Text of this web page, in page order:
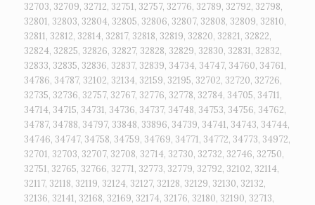
32703, 32709, 32712, 32751, 32757, 32776, 32789, 32792, 32798,
32801, 32803, 32804, 32805, 32806, 32807, 32808, 32809, 32810,
32811, 32812, 32814, 32817, 32818, 32819, 32820, 32821, 32822,
32824, 32825, 32826, 32827, 32828, 32829, 32830, 32831, 32832,
32833, 32835, 32836, 32837, 32839, 34734, 34747, 34760, 34761,
34786, 34787, 32102, 32134, 32159, 32195, 32702, 32720, 32726,
32735, 32736, 32757, 32767, 32776, 32778, 32784, 34705, 34711,
34714, 34715, 34731, 34736, 34737, 34748, 34753, 34756, 34762,
34787, 34788, 34797, 33848, 33896, 34739, 34741, 34743, 34744,
34746, 34747, 34758, 34759, 34769, 34771, 34772, 34773, 34972,
32701, 32703, 32707, 32708, 32714, 32730, 32732, 32746, 32750,
32751, 32765, 32766, 32771, 32773, 32779, 32792, 32102, 32114,
32117, 32118, 32119, 32124, 32127, 32128, 32129, 32130, 32132,
32136, 32141, 32168, 32169, 32174, 32176, 32180, 32190, 32713,